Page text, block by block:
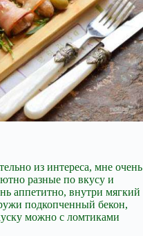
из интереса, мне очень
разные по вкусу и
аппетитно, внутри мягкий
подкопченный бекон,
можно с ломтиками